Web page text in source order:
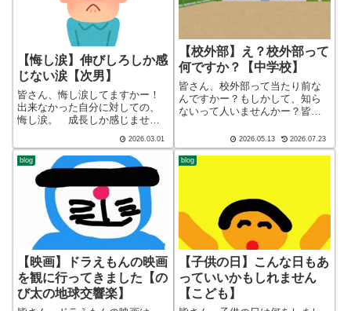
【悔し涙】伸びしろしか感
じない涙【次男】
皆さん、悔し涙してますかー！
出来なかった自分に対しての、
悔し涙。 成長しか感じません
ー！こんばんわ、迷答座布団ブ
ログの運営をしているざぶ
(@meitou_zabuton)です。わたし
は40代でひとり親（シンパ
2026.03.01
【校外部】え？校外部って
何ですか？【中学校】
皆さん、校外部って当たり前な
んですかー？もしかして、知ら
ないって人いませんかー？皆さ
ばんわ、迷答座布団ブログの運
営をしているざぶ
(@meitou_zabuton)です。わたし
2026.05.13 2026.07.23
blog
【映画】ドラえもんの映画
を観に行ってきました【の
び太の地球交響楽】
blog
【子供の日】こんな日もあ
っていいかもしれません
【こども】